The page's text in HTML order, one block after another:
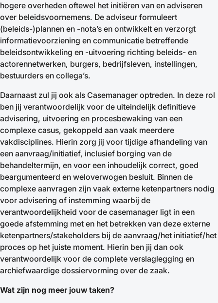
hogere overheden oftewel het initiëren van en adviseren
over beleidsvoornemens. De adviseur formuleert
(beleids-)plannen en -nota’s en ontwikkelt en verzorgt
informatievoorziening en communicatie betreffende
beleidsontwikkeling en -uitvoering richting beleids- en
actorennetwerken, burgers, bedrijfsleven, instellingen,
bestuurders en collega’s.
Daarnaast zul jij ook als Casemanager optreden. In deze rol
ben jij verantwoordelijk voor de uiteindelijk definitieve
advisering, uitvoering en procesbewaking van een
complexe casus, gekoppeld aan vaak meerdere
vakdisciplines. Hierin zorg jij voor tijdige afhandeling van
een aanvraag/initiatief, inclusief borging van de
behandeltermijn, en voor een inhoudelijk correct, goed
beargumenteerd en weloverwogen besluit. Binnen de
complexe aanvragen zijn vaak externe ketenpartners nodig
voor advisering of instemming waarbij de
verantwoordelijkheid voor de casemanager ligt in een
goede afstemming met en het betrekken van deze externe
ketenpartners/stakeholders bij de aanvraag/het initiatief/het
proces op het juiste moment. Hierin ben jij dan ook
verantwoordelijk voor de complete verslaglegging en
archiefwaardige dossiervorming over de zaak.
Wat zijn nog meer jouw taken?